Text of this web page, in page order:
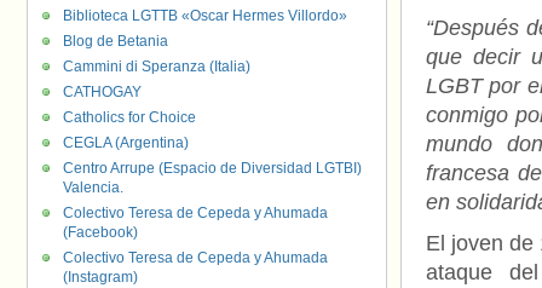
“Después
que decir
LGBT por
conmigo
mundo
francesa
en
El joven de
ataque
Biblioteca LGTTB «Oscar Hermes Villordo»
Blog de Betania
Cammini di Speranza (Italia)
CATHOGAY
Catholics for Choice
CEGLA (Argentina)
Centro Arrupe (Espacio de Diversidad LGTBI)
Valencia.
Colectivo Teresa de Cepeda y Ahumada
(Facebook)
Colectivo Teresa de Cepeda y Ahumada
(Instagram)